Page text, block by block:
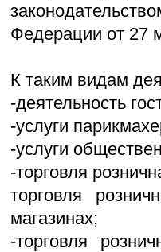
Федерации от 27
К таким видам
-деятельность
-услуги
-услуги
-торговля
торговля
магазинах;
-торговля